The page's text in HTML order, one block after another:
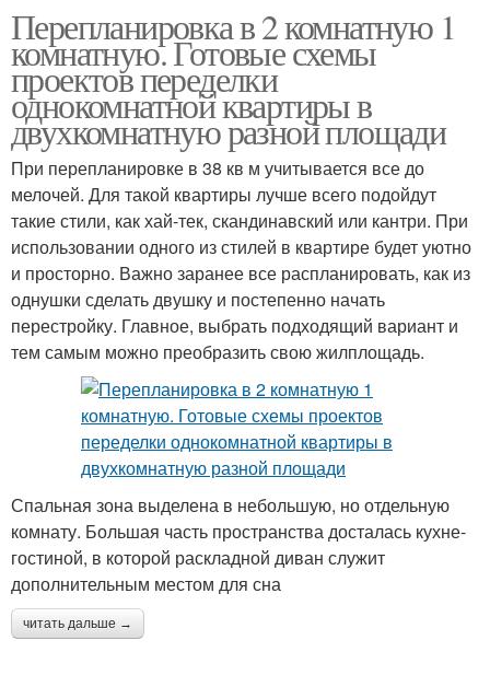
Перепланировка в 2 комнатную 1
комнатную. Готовые схемы
проектов переделки
однокомнатной квартиры в
двухкомнатную разной площади
При перепланировке в 38 кв м учитывается все до
мелочей. Для такой квартиры лучше всего подойдут
такие стили, как хай-тек, скандинавский или кантри. При
использовании одного из стилей в квартире будет уютно
и просторно. Важно заранее все распланировать, как из
однушки сделать двушку и постепенно начать
перестройку. Главное, выбрать подходящий вариант и
тем самым можно преобразить свою жилплощадь.
Спальная зона выделена в небольшую, но отдельную
комнату. Большая часть пространства досталась кухне-
гостиной, в которой раскладной диван служит
дополнительным местом для сна
читать дальше →